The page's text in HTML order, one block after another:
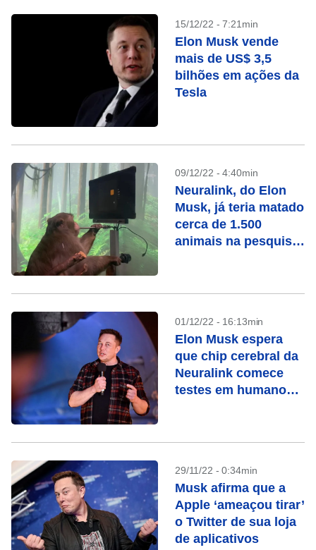
15/12/22 - 7:21min
Elon Musk vende
mais de US$ 3,5
bilhões em ações da
Tesla
09/12/22 - 4:40min
Neuralink, do Elon
Musk, já teria matado
cerca de 1.500
animais na pesquisa
01/12/22 - 16:13min
Elon Musk espera
que chip cerebral da
Neuralink comece
testes em humanos
29/11/22 - 0:34min
Musk afirma que a
Apple ‘ameaçou tirar’
o Twitter de sua loja
de aplicativos